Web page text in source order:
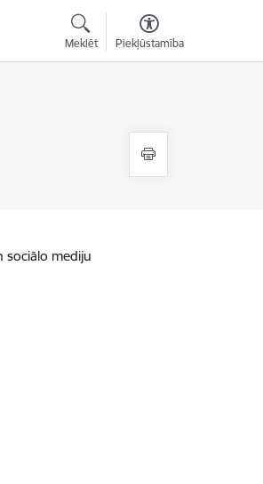
Meklēt Piekļūstamība
sociālo mediju